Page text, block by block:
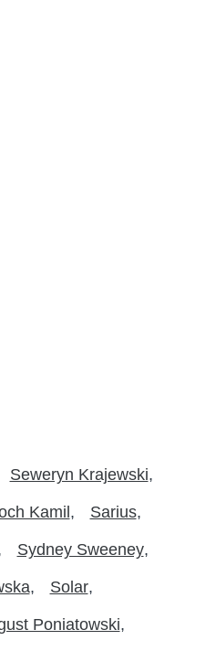
Seweryn Krajewski
Kamil Sarius
Sydney Sweeney
Solar
Poniatowski